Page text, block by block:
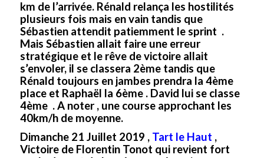
km de l’arrivée. Rénald relança les hostilités
plusieurs fois mais en vain tandis que
Sébastien attendit patiemment le sprint .
Mais Sébastien allait faire une erreur
stratégique et le rêve de victoire allait
s’envoler, il se classera 2ème tandis que
Rénald toujours en jambes prendra la 4ème
place et Raphaël la 6ème . David lui se classe
4ème . A noter , une course approchant les
40km/h de moyenne.
Dimanche 21 Juillet 2019 , Tart le Haut ,
Victoire de Florentin Tonot qui revient fort